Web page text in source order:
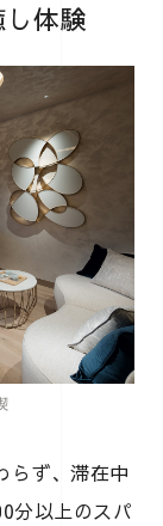
体験
らず、滞在中
分以上のスパ